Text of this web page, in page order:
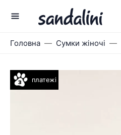
Головна Сумки жіночі
платежі